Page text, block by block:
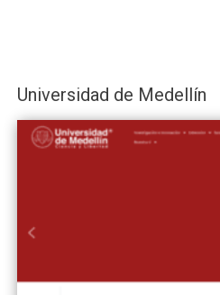
Universidad de Medellín